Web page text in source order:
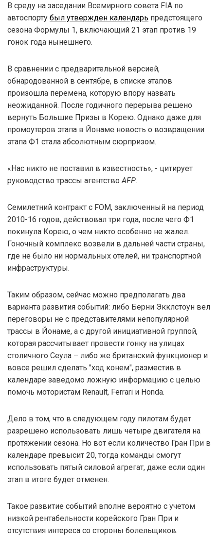
В среду на заседании Всемирного совета FIA по
автоспорту был утвержден календарь предстоящего
сезона Формулы 1, включающий 21 этап против 19
гонок года нынешнего.
В сравнении с предварительной версией,
обнародованной в сентябре, в списке этапов
произошла перемена, которую впору назвать
неожиданной. После годичного перерыва решено
вернуть Большие Призы в Корею. Однако даже для
промоутеров этапа в Йонаме новость о возвращении
этапа Ф1 стала абсолютным сюрпризом.
«Нас никто не поставил в известность», - цитирует
руководство трассы агентство AFP.
Семилетний контракт с FOM, заключенный на период
2010-16 годов, действовал три года, после чего Ф1
покинула Корею, о чем никто особенно не жалел.
Гоночный комплекс возвели в дальней части страны,
где не было ни нормальных отелей, ни транспортной
инфраструктуры.
Таким образом, сейчас можно предполагать два
варианта развития событий: либо Берни Экклстоун вел
переговоры не с представителями непопулярной
трассы в Йонаме, а с другой инициативной группой,
которая рассчитывает провести гонку на улицах
столичного Сеула – либо же британский функционер и
вовсе решил сделать "ход конем", разместив в
календаре заведомо ложную информацию с целью
помочь мотористам Renault, Ferrari и Honda.
Дело в том, что в следующем году пилотам будет
разрешено использовать лишь четыре двигателя на
протяжении сезона. Но вот если количество Гран При в
календаре превысит 20, тогда команды смогут
использовать пятый силовой агрегат, даже если один
этап в итоге будет отменен.
Такое развитие событий вполне вероятно с учетом
низкой рентабельности корейского Гран При и
отсутствия интереса со стороны болельщиков.